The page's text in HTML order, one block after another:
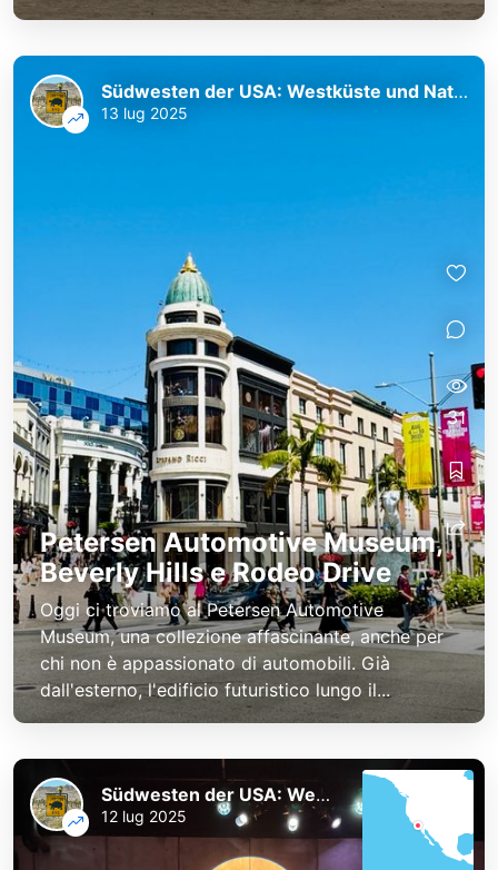
Petersen Automotive Museum,
Beverly Hills e Rodeo Drive
Oggi ci troviamo al Petersen Automotive
Museum, una collezione affascinante, anche per
chi non è appassionato di automobili. Già
dall'esterno, l'edificio futuristico lungo il...
Südwesten der USA: Westküste und Nationalparks
13 lug 2025
31
Südwesten der USA: Westküste und Nationalparks
12 lug 2025